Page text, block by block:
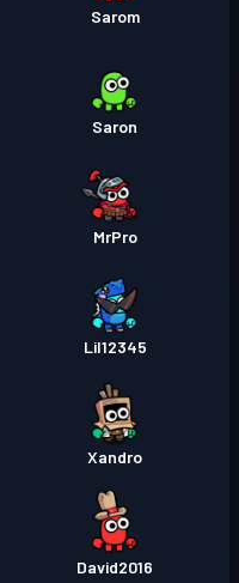
2
Poziom
Season
Poziom
6
Poziom
7
Poziom
4
Sarom
Saron
MrPro
Lil12345
Xandro
David2016